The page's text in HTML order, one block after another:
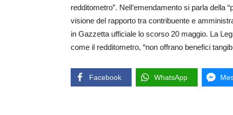
redditometro”. Nell’emendamento si parla della
visione del rapporto tra contribuente e
in Gazzetta ufficiale lo scorso 20 maggio. La
come il redditometro, “non offrano benefici
Facebook WhatsApp